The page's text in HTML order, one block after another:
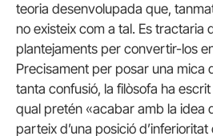
teoria desenvolupada que,
no existeix com a tal. Es tractaria
plantejaments per convertir-los
Precisament per posar una mica
tanta confusió, la filòsofa ha
qual pretén «acabar amb la idea
parteix d’una posició